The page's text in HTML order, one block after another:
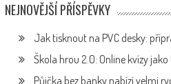
NEJNOVĚJŠÍ PŘÍSPĚVKY
Jak tisknout na PVC desky:
Škola hrou 2.0: Online kvízy
Půjčka bez banky nabízí velmi